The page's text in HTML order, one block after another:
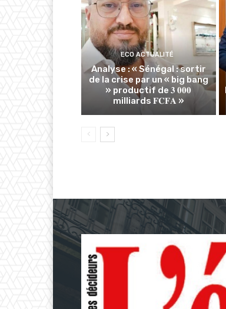
ECO ACTUALITÉ
Analyse : « Sénégal : sortir
de la crise par un « big bang
» productif de 𝟑 𝟎𝟎𝟎
milliards 𝐅𝐂𝐅𝐀 »